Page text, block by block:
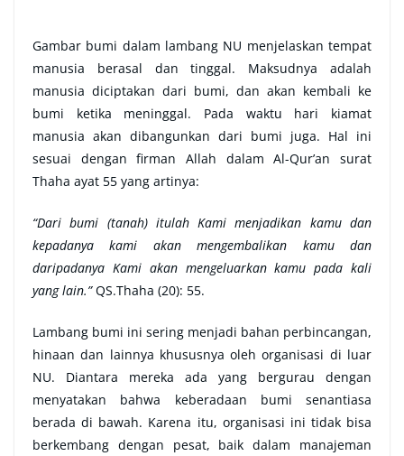
Gambar bumi dalam lambang NU menjelaskan tempat
manusia berasal dan tinggal. Maksudnya adalah
manusia diciptakan dari bumi, dan akan kembali ke
bumi ketika meninggal. Pada waktu hari kiamat
manusia akan dibangunkan dari bumi juga. Hal ini
sesuai dengan firman Allah dalam Al-Qur’an surat
Thaha ayat 55 yang artinya:
“Dari bumi (tanah) itulah Kami menjadikan kamu dan
kepadanya kami akan mengembalikan kamu dan
daripadanya Kami akan mengeluarkan kamu pada kali
yang lain.”QS.Thaha (20): 55.
Lambang bumi ini sering menjadi bahan perbincangan,
hinaan dan lainnya khususnya oleh organisasi di luar
NU. Diantara mereka ada yang bergurau dengan
menyatakan bahwa keberadaan bumi senantiasa
berada di bawah. Karena itu, organisasi ini tidak bisa
berkembang dengan pesat, baik dalam manajeman